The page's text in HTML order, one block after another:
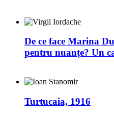
De ce face Marina
pentru nuanțe? Un
Turtucaia, 1916